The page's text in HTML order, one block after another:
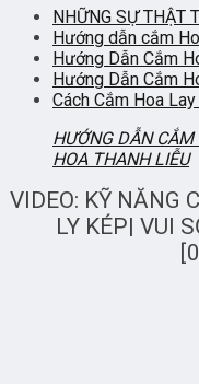
NHỮNG SỰ THẬT
Hướng dẫn cắm
Hướng Dẫn Cắm
Hướng Dẫn Cắm
Cách Cắm Hoa
HƯỚNG DẪN
HOA THANH LIỄU
VIDEO: KỸ NĂNG
LY KÉP| VUI